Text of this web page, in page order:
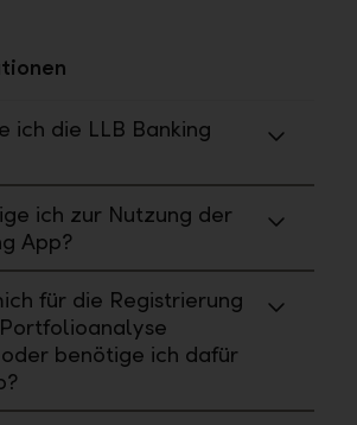
ich die LLB Banking
ich zur Nutzung der
App?
für die Registrierung
benötige ich dafür